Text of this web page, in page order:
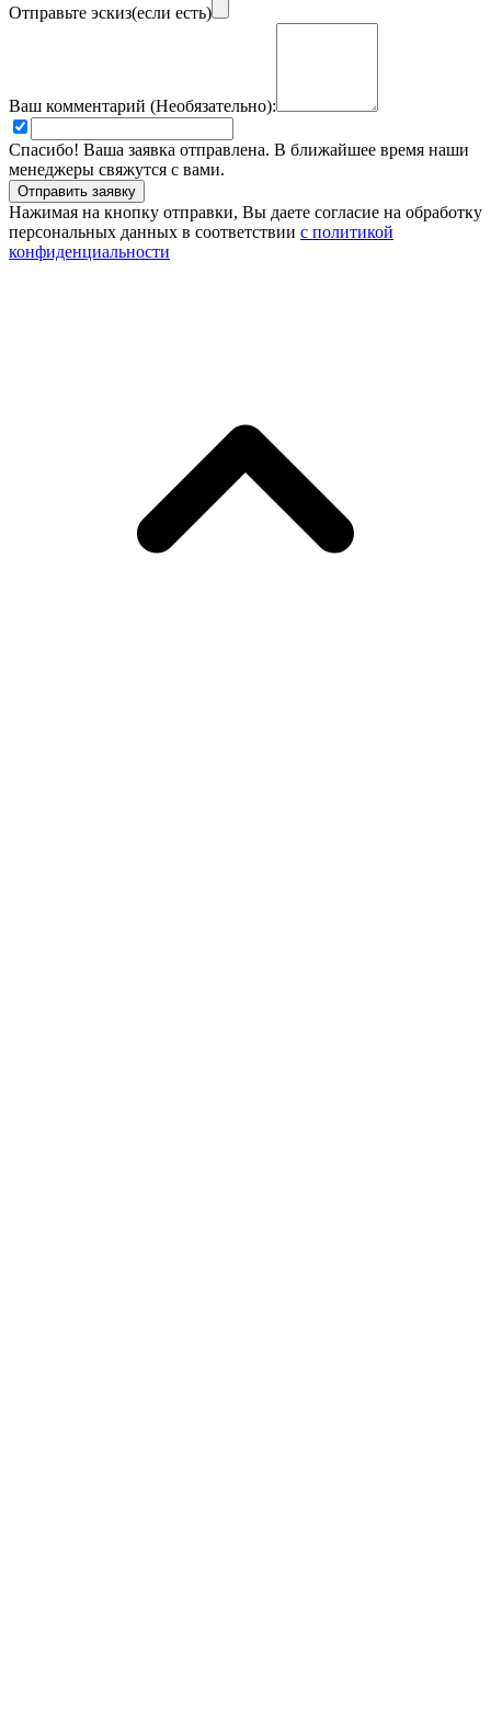
Отправьте эскиз(если есть)
Ваш комментарий (Необязательно):
Спасибо! Ваша заявка отправлена. В ближайшее время наши
менеджеры свяжутся с вами.
Нажимая на кнопку отправки, Вы даете согласие на обработку
персональных данных в соответствии с политикой
конфиденциальности